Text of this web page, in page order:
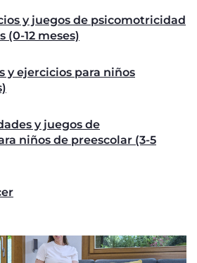
y juegos de psicomotricidad
(0-12 meses)
y ejercicios para niños
y juegos de
niños de preescolar (3-5